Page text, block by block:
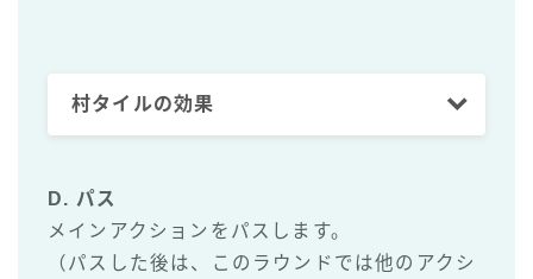
村タイルの効果
D. パス
メインアクションをパスします。
（パスした後は、このラウンドでは他のアクシ